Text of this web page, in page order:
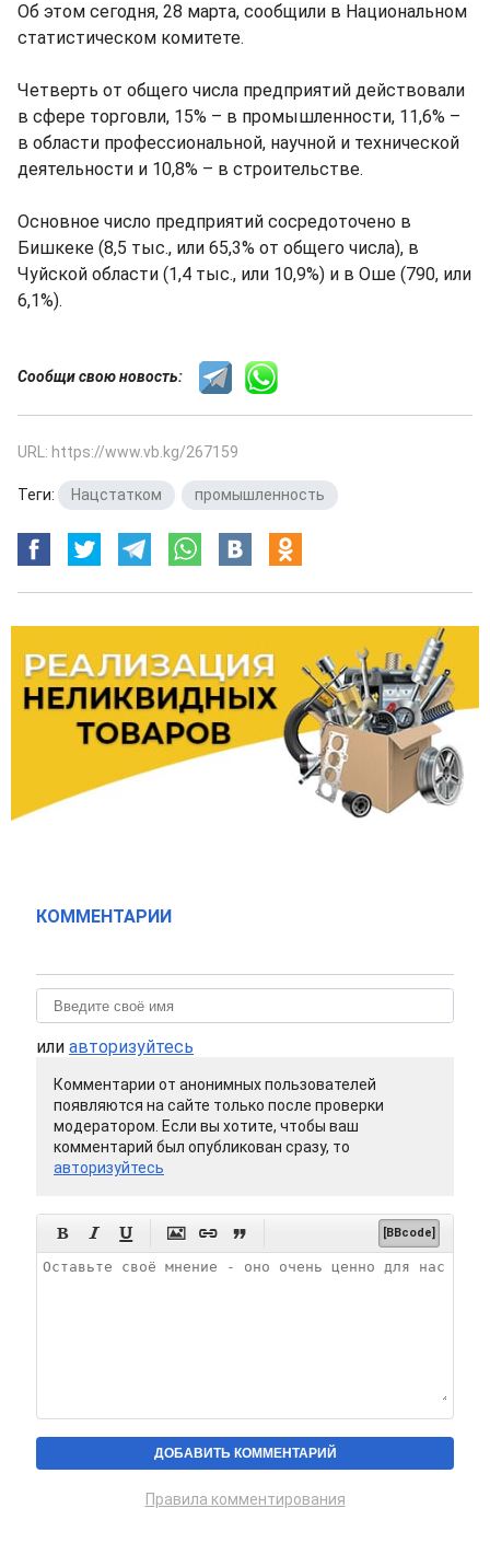
Об этом сегодня, 28 марта, сообщили в Национальном
статистическом комитете.
Четверть от общего числа предприятий действовали
в сфере торговли, 15% – в промышленности, 11,6% –
в области профессиональной, научной и технической
деятельности и 10,8% – в строительстве.
Основное число предприятий сосредоточено в
Бишкеке (8,5 тыс., или 65,3% от общего числа), в
Чуйской области (1,4 тыс., или 10,9%) и в Оше (790, или
6,1%).
Сообщи свою новость:
URL: https://www.vb.kg/267159
Теги: Нацстатком промышленность
КОММЕНТАРИИ
или авторизуйтесь
Комментарии от анонимных пользователей
появляются на сайте только после проверки
модератором. Если вы хотите, чтобы ваш
комментарий был опубликован сразу, то
авторизуйтесь
      [BBcode]
Правила комментирования